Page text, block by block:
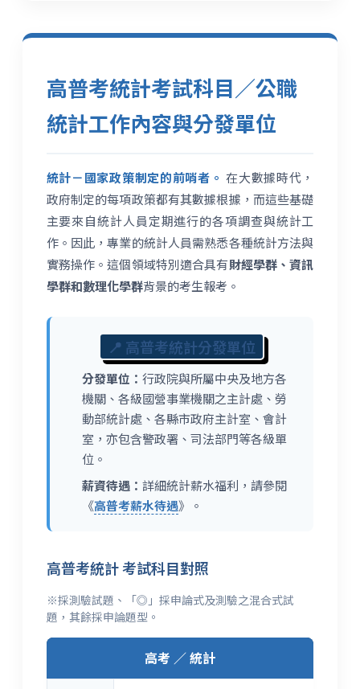
高普考統計考試科目／公職
統計工作內容與分發單位
統計－國家政策制定的前哨者。 在大數據時代，
政府制定的每項政策都有其數據根據，而這些基礎
主要來自統計人員定期進行的各項調查與統計工
作。因此，專業的統計人員需熟悉各種統計方法與
實務操作。這個領域特別適合具有財經學群、資訊
學群和數理化學群背景的考生報考。
📍 高普考統計分發單位
分發單位： 行政院與所屬中央及地方各
機關、各級國營事業機關之主計處、勞
動部統計處、各縣市政府主計室、會計
室，亦包含警政署、司法部門等各級單
位。
薪資待遇： 詳細統計薪水福利，請參閱
《高普考薪水待遇》。
高普考統計 考試科目對照
※採測驗試題、「◎」採申論式及測驗之混合式試
題，其餘採申論題型。
高考 ／ 統計